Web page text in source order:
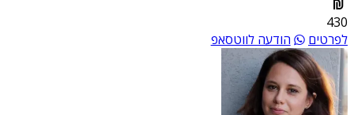
430
לפרטים
הודעה לווטסאפ